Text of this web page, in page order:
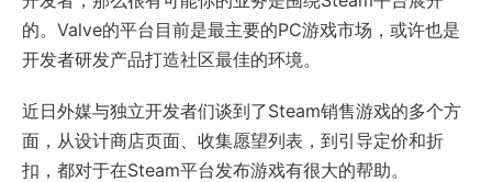
的。Valve的平台目前是最主要的PC游戏市场，或许也是
开发者研发产品打造社区最佳的环境。
近日外媒与独立开发者们谈到了Steam销售游戏的多个方
面，从设计商店页面、收集愿望列表，到引导定价和折
扣，都对于在Steam平台发布游戏有很大的帮助。